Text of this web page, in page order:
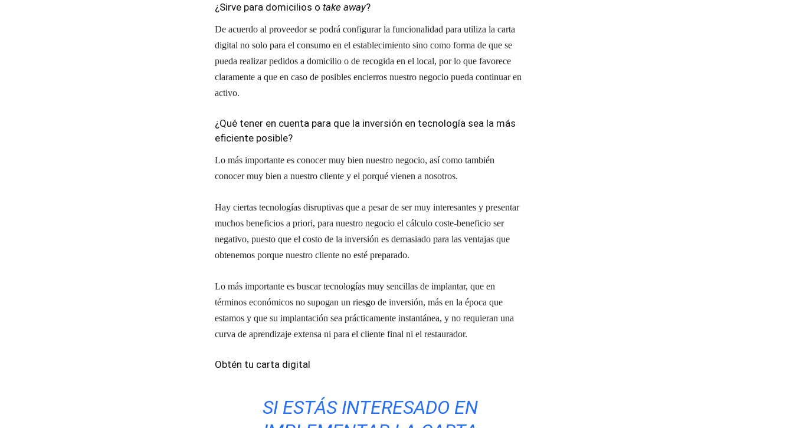
¿Sirve para domicilios o take away?
De acuerdo al proveedor se podrá configurar la funcionalidad para utiliza la carta
digital no solo para el consumo en el establecimiento sino como forma de que se
pueda realizar pedidos a domicilio o de recogida en el local, por lo que favorece
claramente a que en caso de posibles encierros nuestro negocio pueda continuar en
activo.
¿Qué tener en cuenta para que la inversión en tecnología sea la más
eficiente posible?
Lo más importante es conocer muy bien nuestro negocio, así como también
conocer muy bien a nuestro cliente y el porqué vienen a nosotros.
Hay ciertas tecnologías disruptivas que a pesar de ser muy interesantes y presentar
muchos beneficios a priori, para nuestro negocio el cálculo coste-beneficio ser
negativo, puesto que el costo de la inversión es demasiado para las ventajas que
obtenemos porque nuestro cliente no esté preparado.
Lo más importante es buscar tecnologías muy sencillas de implantar, que en
términos económicos no supogan un riesgo de inversión, más en la época que
estamos y que su implantación sea prácticamente instantánea, y no requieran una
curva de aprendizaje extensa ni para el cliente final ni el restaurador.
Obtén tu carta digital
SI ESTÁS INTERESADO EN